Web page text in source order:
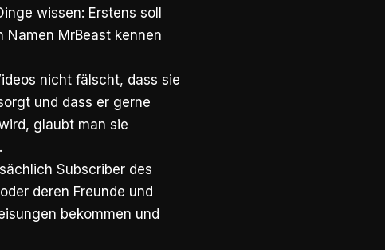
wissen: Erstens soll
Namen MrBeast kennen
nicht fälscht, dass sie
und dass er gerne
glaubt man sie
Subscriber des
deren Freunde und
bekommen und